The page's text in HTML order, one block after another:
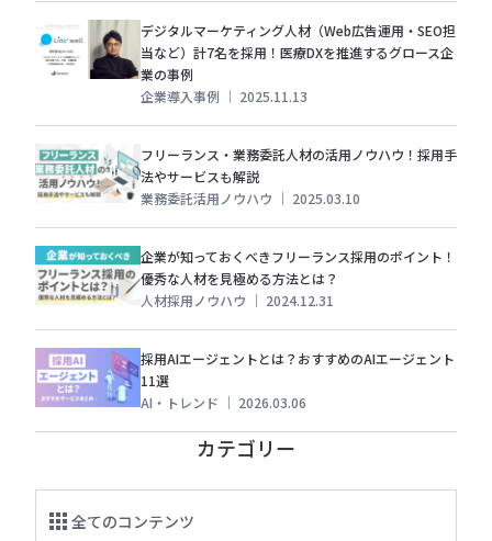
デジタルマーケティング人材（Web広告運用・SEO担
当など）計7名を採用！医療DXを推進するグロース企
業の事例
企業導入事例 ｜ 2025.11.13
フリーランス・業務委託人材の活用ノウハウ！採用手
法やサービスも解説
業務委託活用ノウハウ ｜ 2025.03.10
企業が知っておくべきフリーランス採用のポイント！
優秀な人材を見極める方法とは？
人材採用ノウハウ ｜ 2024.12.31
採用AIエージェントとは？おすすめのAIエージェント
11選
AI・トレンド ｜ 2026.03.06
カテゴリー
全てのコンテンツ